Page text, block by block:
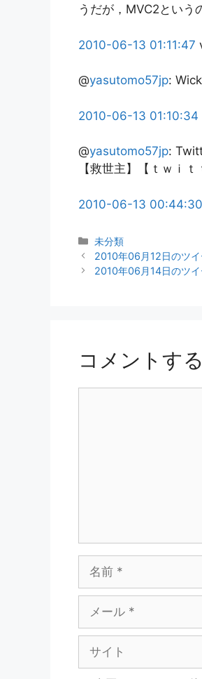
うだが，MVC2という
2010-06-13 01:11:47
@yasutomo57jp:
2010-06-13 01:10:34
@yasutomo57jp:
【救世主】【ｔｗｉ
2010-06-13 00:44:30
カ
テ
ゴ
未分類
2010年06月12日のツイ
2010年06月14日のツイ
コメントする
ル